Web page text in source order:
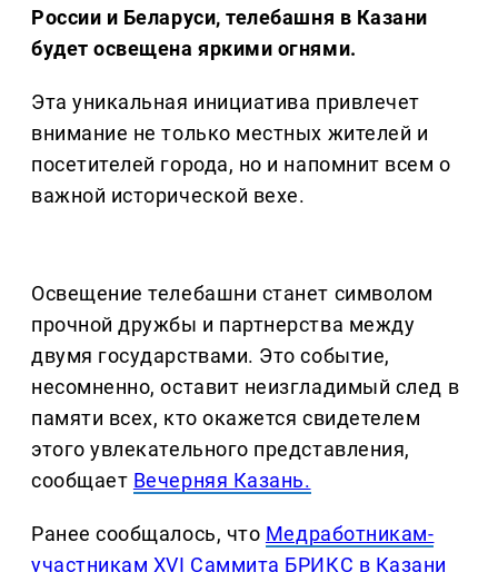
России и Беларуси, телебашня в Казани
будет освещена яркими огнями.
Эта уникальная инициатива привлечет
внимание не только местных жителей и
посетителей города, но и напомнит всем о
важной исторической вехе.
Освещение телебашни станет символом
прочной дружбы и партнерства между
двумя государствами. Это событие,
несомненно, оставит неизгладимый след в
памяти всех, кто окажется свидетелем
этого увлекательного представления,
сообщает Вечерняя Казань.
Ранее сообщалось, что Медработникам-
участникам XVI Саммита БРИКС в Казани